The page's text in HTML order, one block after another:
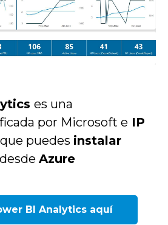
es una
por Microsoft e IP
que puedes instalar
desde Azure
BI Analytics aquí